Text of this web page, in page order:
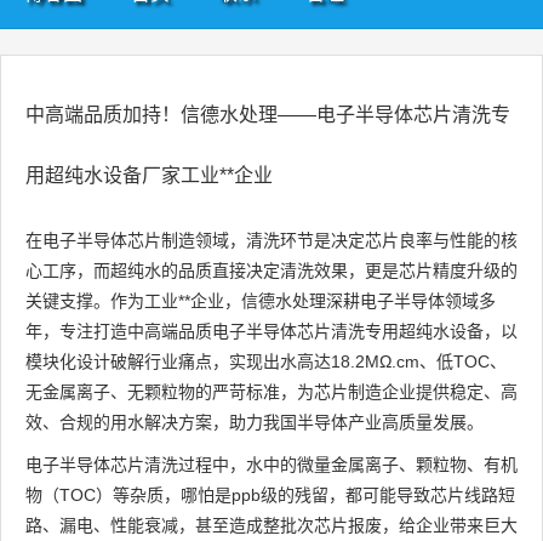
中高端品质加持！信德水处理——电子半导体芯片清洗专
用超纯水设备厂家工业**企业
在电子半导体芯片制造领域，清洗环节是决定芯片良率与性能的核
心工序，而超纯水的品质直接决定清洗效果，更是芯片精度升级的
关键支撑。作为工业**企业，信德水处理深耕电子半导体领域多
年，专注打造中高端品质电子半导体芯片清洗专用超纯水设备，以
模块化设计破解行业痛点，实现出水高达18.2MΩ.cm、低TOC、
无金属离子、无颗粒物的严苛标准，为芯片制造企业提供稳定、高
效、合规的用水解决方案，助力我国半导体产业高质量发展。
电子半导体芯片清洗过程中，水中的微量金属离子、颗粒物、有机
物（TOC）等杂质，哪怕是ppb级的残留，都可能导致芯片线路短
路、漏电、性能衰减，甚至造成整批次芯片报废，给企业带来巨大